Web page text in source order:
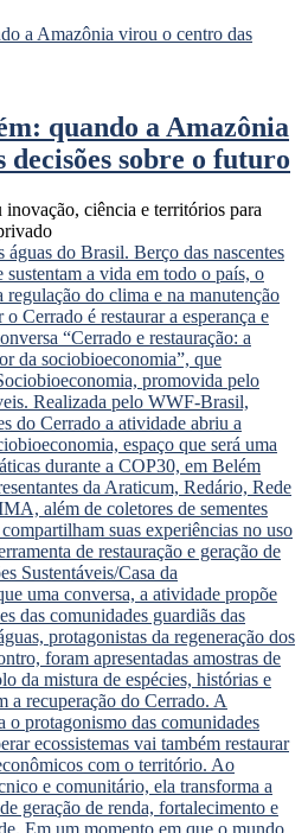
quando a Amazônia
sobre o futuro
ciência e territórios para